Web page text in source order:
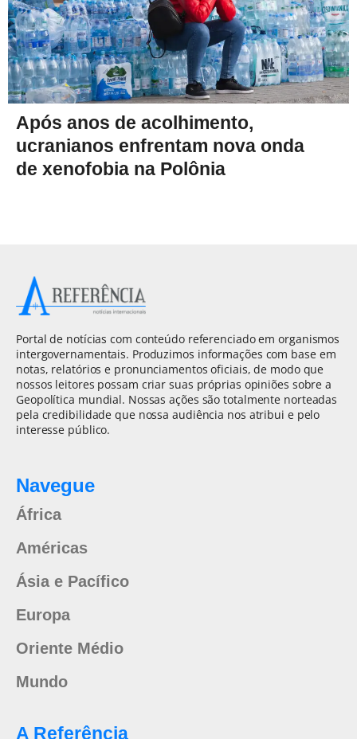
Após anos de acolhimento,
ucranianos enfrentam nova onda
de xenofobia na Polônia
Portal de notícias com conteúdo referenciado em organismos
intergovernamentais. Produzimos informações com base em
notas, relatórios e pronunciamentos oficiais, de modo que
nossos leitores possam criar suas próprias opiniões sobre a
Geopolítica mundial. Nossas ações são totalmente norteadas
pela credibilidade que nossa audiência nos atribui e pelo
interesse público.
Navegue
África
Américas
Ásia e Pacífico
Europa
Oriente Médio
Mundo
A Referência